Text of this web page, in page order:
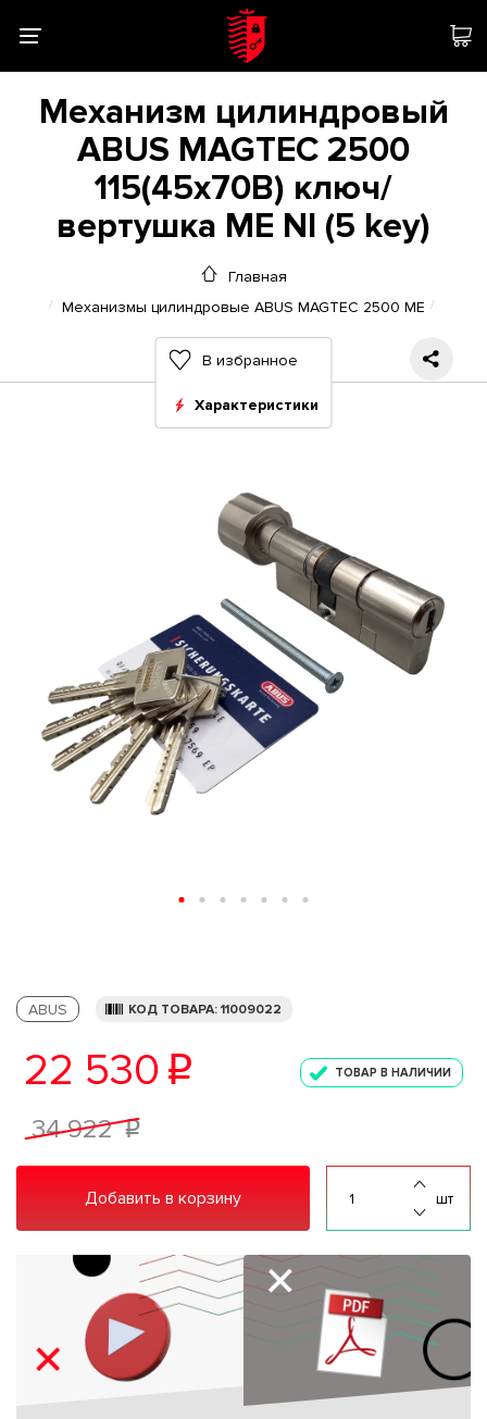
Механизм цилиндровый
ABUS MAGTEC 2500
115(45x70В) ключ/
вертушка ME NI (5 key)
Главная
Механизмы цилиндровые ABUS MAGTEC 2500 ME
В избранное
Характеристики
ABUS КОД ТОВАРА: 11009022
22 530 p ТОВАР В НАЛИЧИИ
34 922 p
Добавить в корзину шт